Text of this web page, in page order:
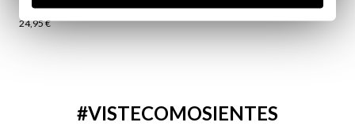
JARA | PARFUM POUR HOMME
24,95 €
#VISTECOMOSIENTES